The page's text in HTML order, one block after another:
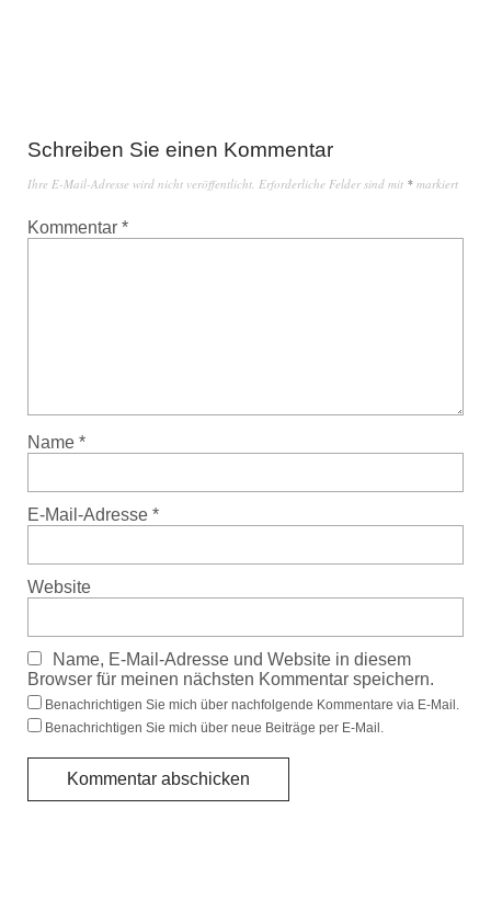
Schreiben Sie einen Kommentar
Ihre E-Mail-Adresse wird nicht veröffentlicht. Erforderliche Felder sind mit * markiert
Kommentar *
Name *
E-Mail-Adresse *
Website
Name, E-Mail-Adresse und Website in diesem
Browser für meinen nächsten Kommentar speichern.
Benachrichtigen Sie mich über nachfolgende Kommentare via E-Mail.
Benachrichtigen Sie mich über neue Beiträge per E-Mail.